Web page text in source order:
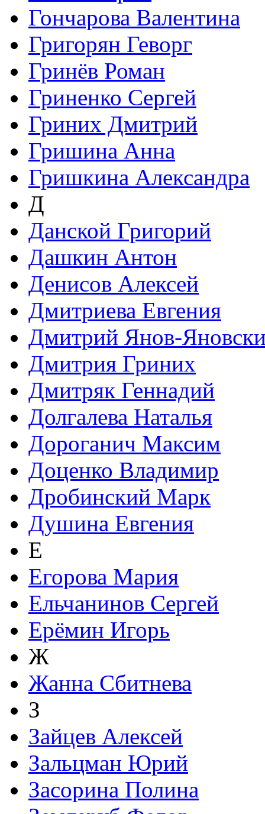
Гончарова Валентина
Григорян Геворг
Гринёв Роман
Гриненко Сергей
Гриних Дмитрий
Гришина Анна
Гришкина Александра
Д
Данской Григорий
Дашкин Антон
Денисов Алексей
Дмитриева Евгения
Дмитрий Янов-
Дмитрия Гриних
Дмитряк Геннадий
Долгалева Наталья
Дороганич Максим
Доценко Владимир
Дробинский Марк
Душина Евгения
Е
Егорова Мария
Ельчанинов Сергей
Ерёмин Игорь
Ж
Жанна Сбитнева
З
Зайцев Алексей
Зальцман Юрий
Засорина Полина